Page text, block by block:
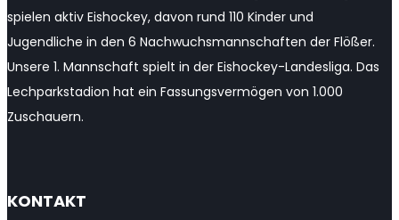
spielen aktiv Eishockey, davon rund 110 Kinder und
Jugendliche in den 6 Nachwuchsmannschaften der Flößer.
Unsere 1. Mannschaft spielt in der Eishockey-Landesliga. Das
Lechparkstadion hat ein Fassungsvermögen von 1.000
Zuschauern.
KONTAKT